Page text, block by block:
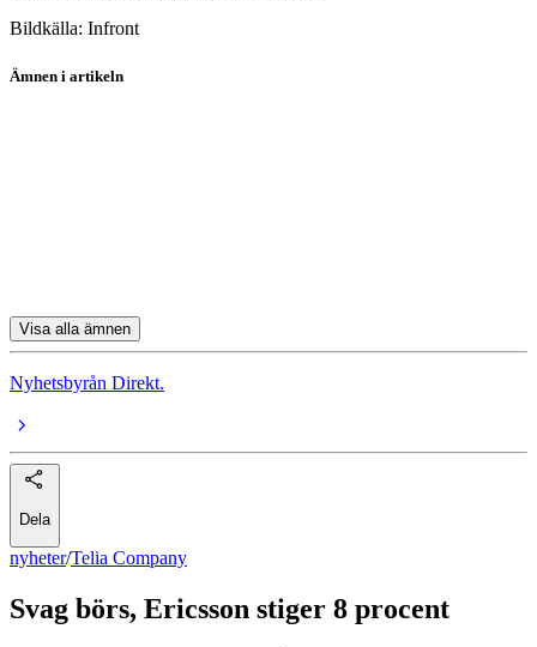
Bildkälla: Infront
Ämnen i artikeln
Visa alla ämnen
Nyhetsbyrån Direkt.
Dela
nyheter/Telia Company
Svag börs, Ericsson stiger 8 procent